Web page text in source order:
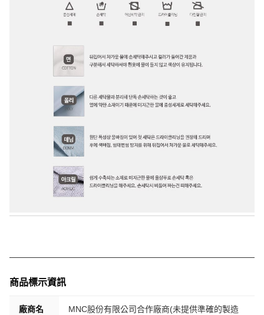
商品標示資訊
廠商名
MNC股份有限公司合作廠商(未提供準確的製造